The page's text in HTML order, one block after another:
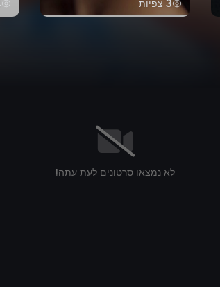
3 צפיות
לא נמצאו סרטונים לעת עתה!